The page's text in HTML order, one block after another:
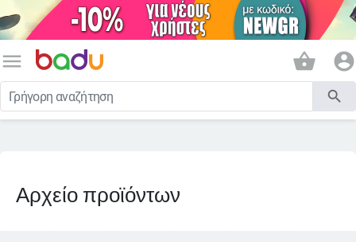
menu shopping_basket account_circle
search
Αρχείο προϊόντων